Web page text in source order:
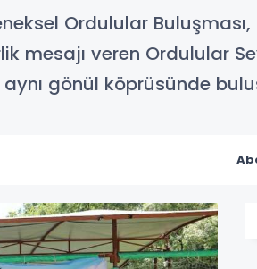
Ordulular Buluşması,
veren Ordulular
gönül köprüsünde